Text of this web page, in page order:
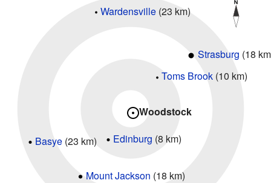
Woodstock
Basye (23 km) Edinburg (8 km)
Mount Jackson (18 km)
Strasburg (18
Toms Brook(10 km)
Wardensville (23 km)